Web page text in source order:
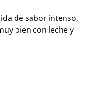
de sabor intenso,
bien con leche y